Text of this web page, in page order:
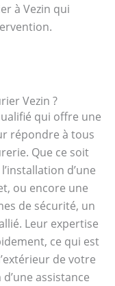
à Vezin qui
Vezin ?
qui offre une
répondre à tous
Que ce soit
d’une
ou encore une
de sécurité, un
Leur expertise
ce qui est
de votre
assistance